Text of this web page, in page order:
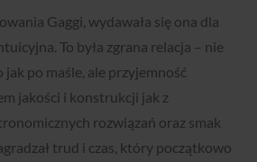
Gaggi, wydawała się ona dla
To była zgrana relacja – nie
jak po maśle, ale przyjemność
jakości i konstrukcji jak z
rozwiązań oraz smak
trud i czas, który początkowo